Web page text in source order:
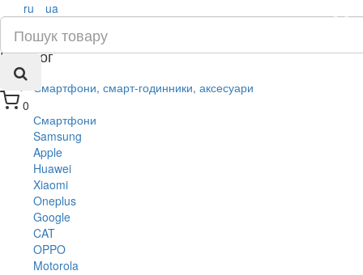
0
×
ru ua
Каталог
Смартфони, смарт-годинники, аксесуари
Смартфони
Samsung
Apple
Huawei
Xiaomi
Oneplus
Google
CAT
OPPO
Motorola